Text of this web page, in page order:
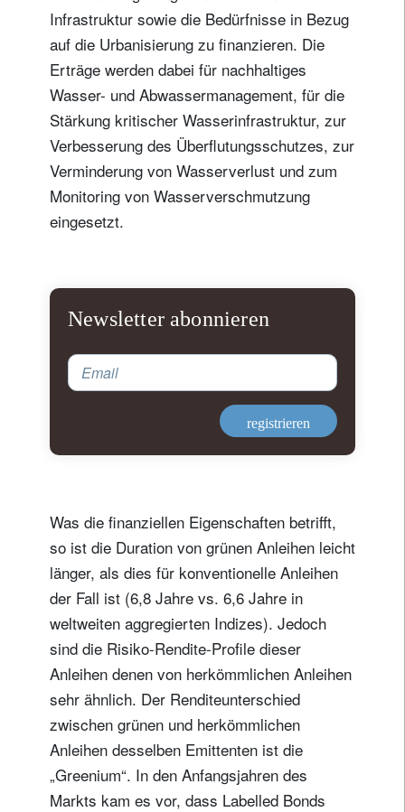
Infrastruktur sowie die Bedürfnisse in Bezug
auf die Urbanisierung zu finanzieren. Die
Erträge werden dabei für nachhaltiges
Wasser- und Abwassermanagement, für die
Stärkung kritischer Wasserinfrastruktur, zur
Verbesserung des Überflutungsschutzes, zur
Verminderung von Wasserverlust und zum
Monitoring von Wasserverschmutzung
eingesetzt.
Newsletter abonnieren
Email
registrieren
Was die finanziellen Eigenschaften betrifft,
so ist die Duration von grünen Anleihen leicht
länger, als dies für konventionelle Anleihen
der Fall ist (6,8 Jahre vs. 6,6 Jahre in
weltweiten aggregierten Indizes). Jedoch
sind die Risiko-Rendite-Profile dieser
Anleihen denen von herkömmlichen Anleihen
sehr ähnlich. Der Renditeunterschied
zwischen grünen und herkömmlichen
Anleihen desselben Emittenten ist die
„Greenium“. In den Anfangsjahren des
Markts kam es vor, dass Labelled Bonds
Wohnsitzland
Ich bin weder in den USA wohnhaft noch bin ich US-Bürger
Ihre Informationen werden in Übereinstimmung
mit unsererDatenschutzerklärung verwendet
registrieren